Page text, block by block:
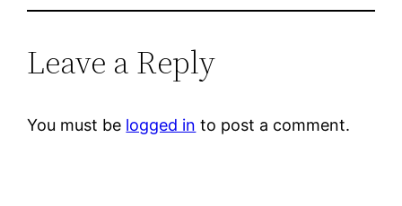
Leave a Reply
You must be logged in to post a comment.